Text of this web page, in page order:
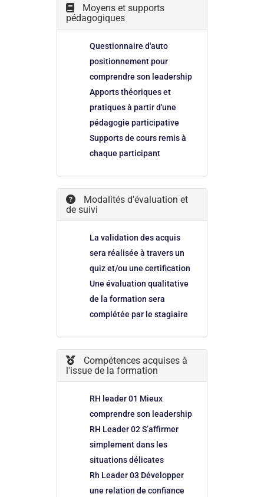
Moyens et supports
pédagogiques
Questionnaire d'auto
positionnement pour
comprendre son leadership
Apports théoriques et
pratiques à partir d'une
pédagogie participative
Supports de cours remis à
chaque participant
Modalités d'évaluation et
de suivi
La validation des acquis
sera réalisée à travers un
quiz et/ou une certification
Une évaluation qualitative
de la formation sera
complétée par le stagiaire
Compétences acquises à
l'issue de la formation
RH leader 01 Mieux
comprendre son leadership
RH Leader 02 S’affirmer
simplement dans les
situations délicates
Rh Leader 03 Développer
une relation de confiance